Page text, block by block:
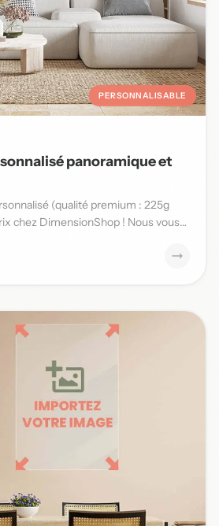
PERSONNALISABLE
panoramique et
(qualité premium : 225g
chez DimensionShop ! Nous vous